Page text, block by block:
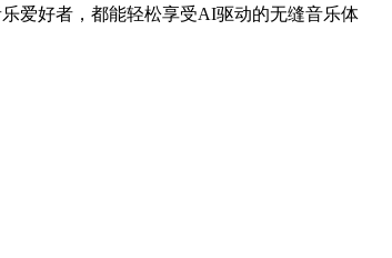
爱好者，都能轻松享受AI驱动的无缝音乐体